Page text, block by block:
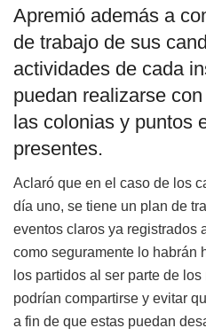
Apremió además a
de trabajo de sus
actividades de cada
puedan realizarse
las colonias y puntos
presentes.
Aclaró que en el caso de los
día uno, se tiene un plan de
eventos claros ya registrados
como seguramente lo habrán
los partidos al ser parte de
podrían compartirse y evitar
a fin de que estas puedan